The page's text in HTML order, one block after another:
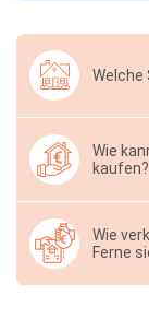
Welche
Wie
kaufen?
Wie
Ferne